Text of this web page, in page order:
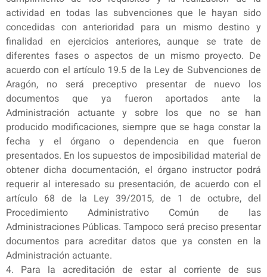
actividad en todas las subvenciones que le hayan sido
concedidas con anterioridad para un mismo destino y
finalidad en ejercicios anteriores, aunque se trate de
diferentes fases o aspectos de un mismo proyecto. De
acuerdo con el artículo 19.5 de la Ley de Subvenciones de
Aragón, no será preceptivo presentar de nuevo los
documentos que ya fueron aportados ante la
Administración actuante y sobre los que no se han
producido modificaciones, siempre que se haga constar la
fecha y el órgano o dependencia en que fueron
presentados. En los supuestos de imposibilidad material de
obtener dicha documentación, el órgano instructor podrá
requerir al interesado su presentación, de acuerdo con el
artículo 68 de la Ley 39/2015, de 1 de octubre, del
Procedimiento Administrativo Común de las
Administraciones Públicas. Tampoco será preciso presentar
documentos para acreditar datos que ya consten en la
Administración actuante.
4. Para la acreditación de estar al corriente de sus